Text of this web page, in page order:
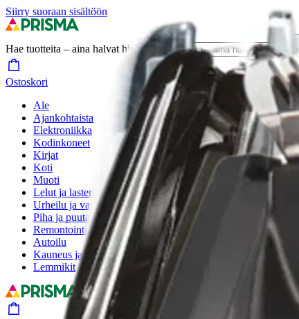
Siirry suoraan sisältöön
Hae tuotteita – aina halvat hinnat Hae
Ostoskori
Ale
Ajankohtaista
Elektroniikka
Kodinkoneet
Kirjat
Koti
Muoti
Lelut ja lastentarvikkeet
Urheilu ja vapaa-aika
Piha ja puutarha
Remontointi
Autoilu
Kauneus ja hyvinvointi
Lemmikit